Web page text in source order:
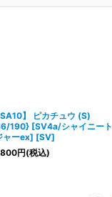
】 ピカチュウ (S)
190} [SV4a/シャイニート
ャーex] [SV]
円(税込)